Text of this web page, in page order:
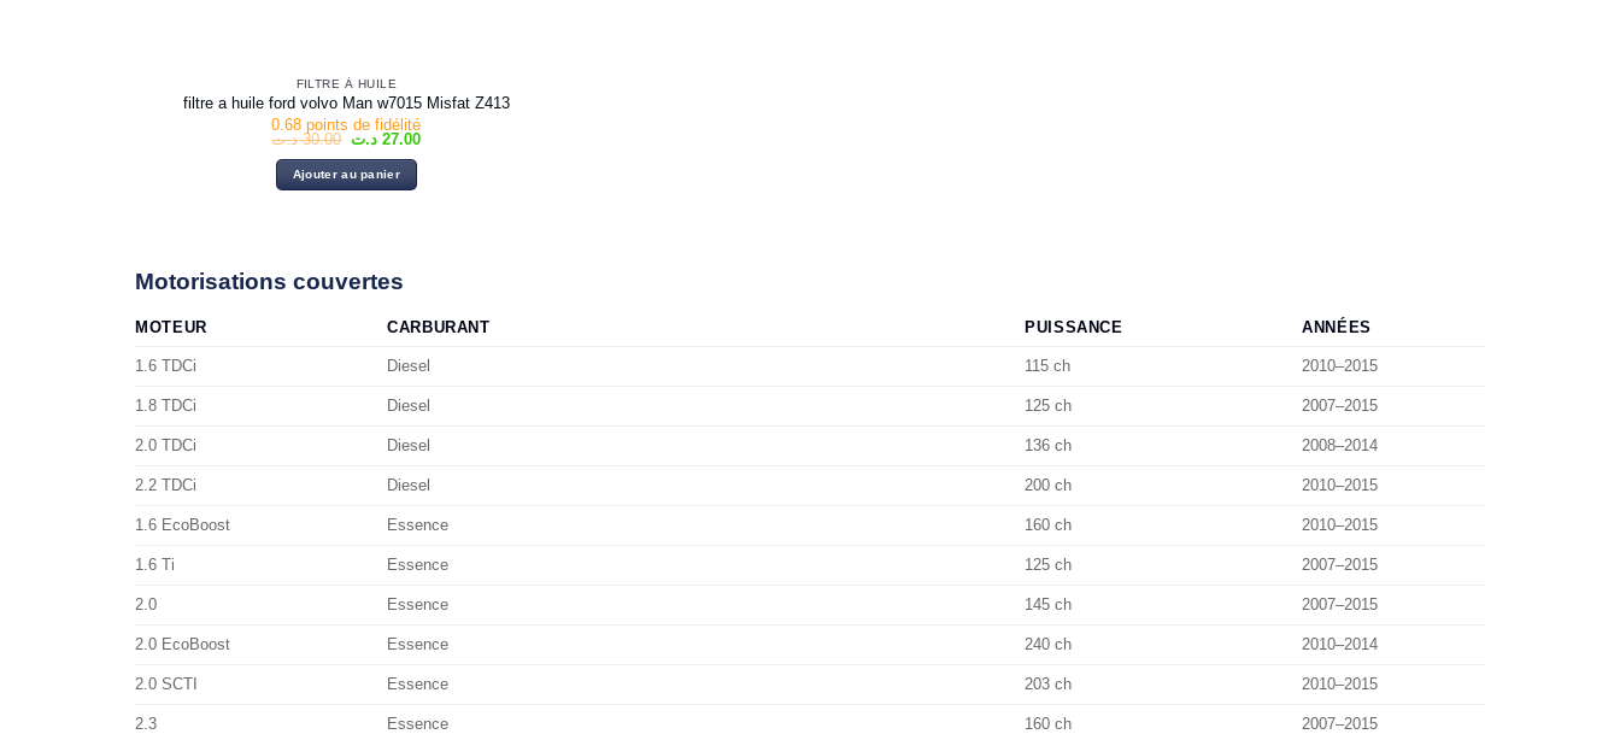
FILTRE À HUILE
filtre a huile ford volvo Man w7015 Misfat Z413
0.68 points de fidélité
30.00 د.ت
Le
prix
initial
était :
27.00 د.ت
Le
Ajouter au panier
Motorisations couvertes
MOTEUR CARBURANT PUISSANCE ANNÉES
1.6 TDCi Diesel 115 ch 2010–2015
1.8 TDCi Diesel 125 ch 2007–2015
2.0 TDCi Diesel 136 ch 2008–2014
2.2 TDCi Diesel 200 ch 2010–2015
1.6 EcoBoost Essence 160 ch 2010–2015
1.6 Ti Essence 125 ch 2007–2015
2.0 Essence 145 ch 2007–2015
2.0 EcoBoost Essence 240 ch 2010–2014
2.0 SCTI Essence 203 ch 2010–2015
2.3 Essence 160 ch 2007–2015